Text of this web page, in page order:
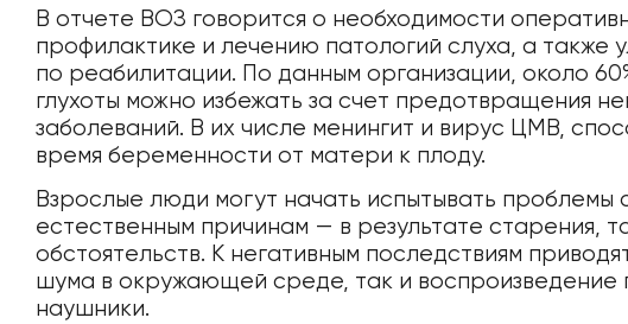
В отчете ВОЗ говорится о необходимости
профилактике и лечению патологий слуха, а также
по реабилитации. По данным организации, около
глухоты можно избежать за счет предотвращения
заболеваний. В их числе менингит и вирус ЦМВ,
время беременности от матери к плоду.
Взрослые люди могут начать испытывать проблемы
естественным причинам — в результате старения,
обстоятельств. К негативным последствиям
шума в окружающей среде, так и воспроизведение
наушники.